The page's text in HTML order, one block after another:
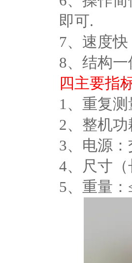
即可.
7、 速度
8、 结构
四主要指
1、 重复
2、 整机功
3、 电源
4、
尺寸（
5、 重量：